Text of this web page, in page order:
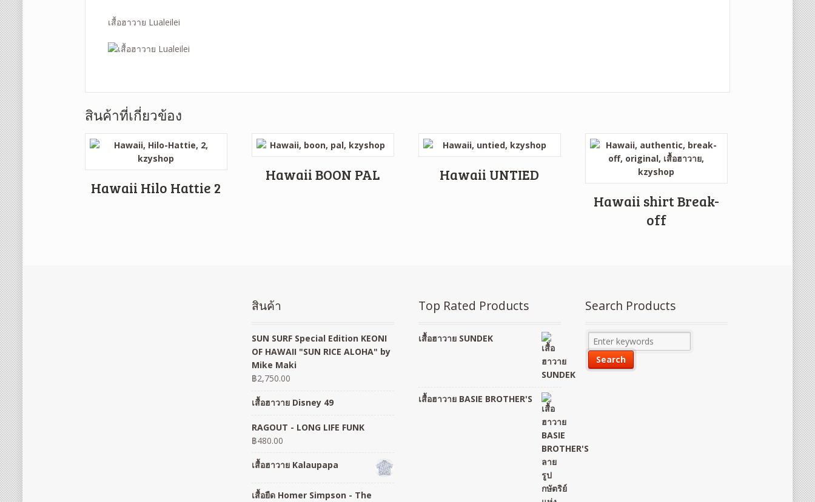
เสื้อฮาวาย Lualeilei
สินค้าที่เกี่ยวข้อง
Hawaii Hilo Hattie 2
Hawaii BOON PAL
Hawaii UNTIED
Hawaii shirt Break-
off
สินค้า
SUN SURF Special Edition KEONI
OF HAWAII "SUN RICE ALOHA" by
Mike Maki
฿2,750.00
เสื้อฮาวาย Disney 49
RAGOUT - LONG LIFE FUNK
฿480.00
เสื้อฮาวาย Kalaupapa
เสื้อยืด Homer Simpson - The
Top Rated Products
เสื้อฮาวาย SUNDEK
เสื้อฮาวาย BASIE BROTHER'S
Search Products